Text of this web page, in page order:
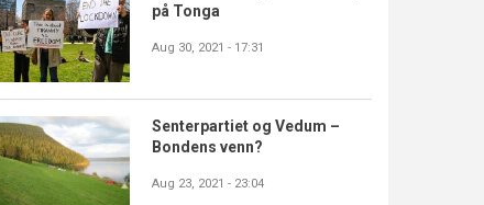
på Tonga
Aug 30, 2021 - 17:31
Senterpartiet og Vedum –
Bondens venn?
Aug 23, 2021 - 23:04